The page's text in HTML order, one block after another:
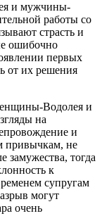
и мужчины-
работы со
страсть и
ошибочно
первых
от их решения
Водолея и
на
и
привычкам, не
замужества, тогда
к
супругам
могут
очень